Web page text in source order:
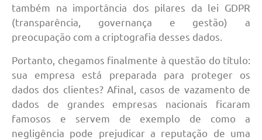
também na importância dos pilares da lei GDPR
(transparência, governança e gestão) a
preocupação com a criptografia desses dados.
Portanto, chegamos finalmente à questão do título:
sua empresa está preparada para proteger os
dados dos clientes? Afinal, casos de vazamento de
dados de grandes empresas nacionais ficaram
famosos e servem de exemplo de como a
negligência pode prejudicar a reputação de uma